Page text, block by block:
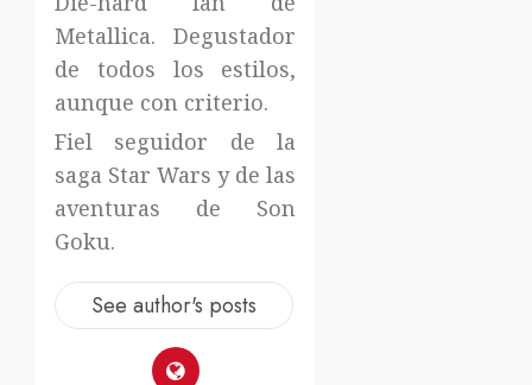
Metallica. Degustador
de todos los estilos,
aunque con criterio.
Fiel seguidor de la
saga Star Wars y de las
aventuras de Son
Goku.
See author's posts